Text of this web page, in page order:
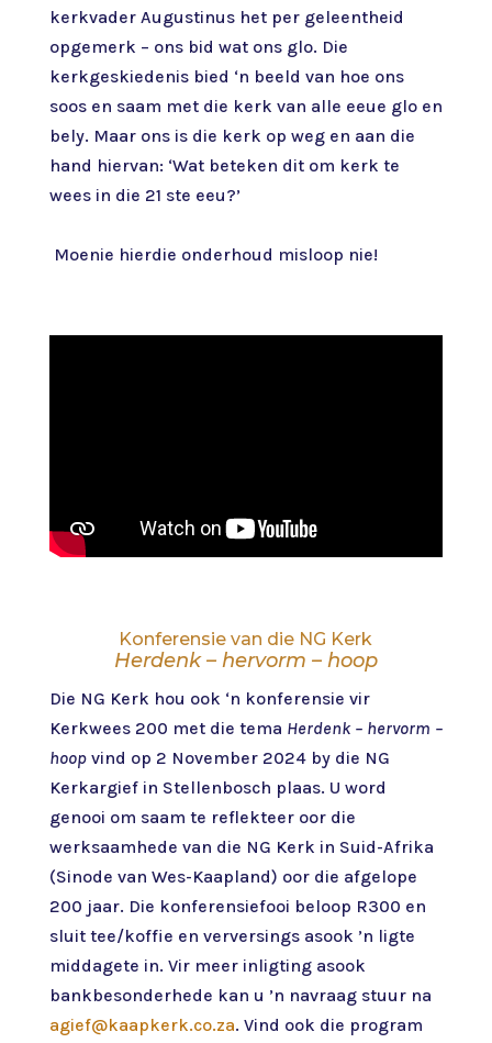
kerkvader Augustinus het per geleentheid
opgemerk – ons bid wat ons glo. Die
kerkgeskiedenis bied ‘n beeld van hoe ons
soos en saam met die kerk van alle eeue glo en
bely. Maar ons is die kerk op weg en aan die
hand hiervan: ‘Wat beteken dit om kerk te
wees in die 21 ste eeu?’
Moenie hierdie onderhoud misloop nie!
Konferensie van die NG Kerk
Herdenk – hervorm – hoop
Die NG Kerk hou ook ‘n konferensie vir
Kerkwees 200 met die tema Herdenk – hervorm –
hoopvind op 2 November 2024 by die NG
Kerkargief in Stellenbosch plaas. U word
genooi om saam te reflekteer oor die
werksaamhede van die NG Kerk in Suid-Afrika
(Sinode van Wes-Kaapland) oor die afgelope
200 jaar. Die konferensiefooi beloop R300 en
sluit tee/koffie en verversings asook ’n ligte
middagete in. Vir meer inligting asook
bankbesonderhede kan u ’n navraag stuur na
agief@kaapkerk.co.za. Vind ook die program